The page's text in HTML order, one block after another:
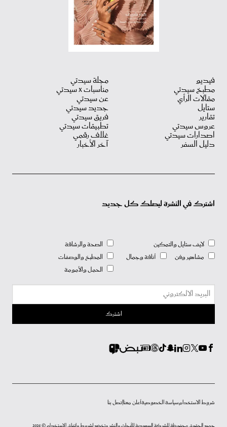
فيديو
مطبخ سيدتي
مقالات الرأي
ستايل
تقارير
عروس سيدتي
اصدارات سيدتي
دليل السفر
مجلة سيدتي
مناسبات X سيدتي
عن سيدتي
جديد سيدتي
فريق سيدتي
تطبيقات سيدتي
غلاف رقمي
آخر الأخبار
اشترك في النشرة ليصلك كل جديد
لايف ستايل والتمكين
مشاهير وفن
أناقة وجمال
الصحة والرشاقة
المطبخ والوصفات
الحمل والأمومة
شروط الاستخدامسياسة الخصوصيةأعلن معناإتصل بنا